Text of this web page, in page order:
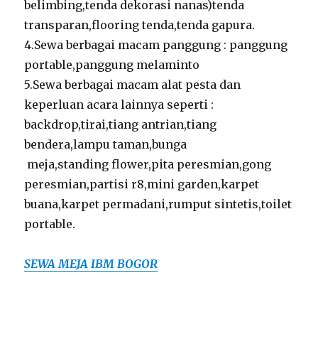
belimbing,tenda dekorasi nanas)tenda
transparan,flooring tenda,tenda gapura.
4.Sewa berbagai macam panggung : panggung
portable,panggung melaminto
5.Sewa berbagai macam alat pesta dan
keperluan acara lainnya seperti :
backdrop,tirai,tiang antrian,tiang
bendera,lampu taman,bunga
meja,standing flower,pita peresmian,gong
peresmian,partisi r8,mini garden,karpet
buana,karpet permadani,rumput sintetis,toilet
portable.
SEWA MEJA IBM BOGOR